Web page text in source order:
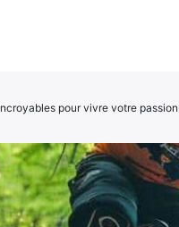
pour vivre votre